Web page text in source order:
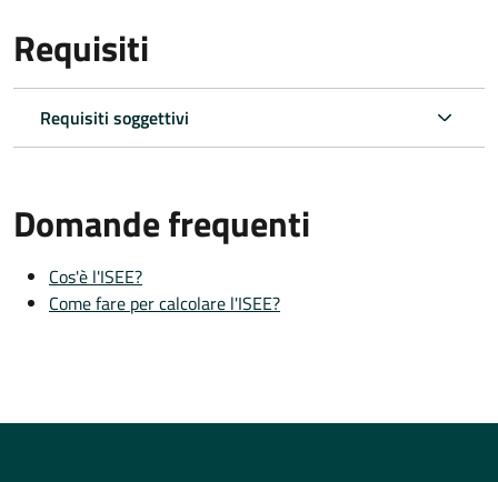
Requisiti
Requisiti soggettivi
Domande frequenti
Cos'è l'ISEE?
Come fare per calcolare l'ISEE?